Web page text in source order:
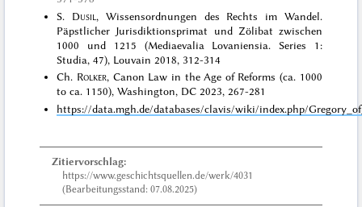
S. Dusil , Wissensordnungen des Rechts im Wandel.
Päpstlicher Jurisdiktionsprimat und Zölibat zwischen
1000 und 1215 (Mediaevalia Lovaniensia. Series 1:
Studia, 47), Louvain 2018, 312-314
Ch. Rolker, Canon Law in the Age of Reforms (ca. 1000
to ca. 1150), Washington, DC 2023, 267-281
https://data.mgh.de/databases/clavis/wiki/index.php/
Zitiervorschlag:
https://www.geschichtsquellen.de/werk/4031
(Bearbeitungsstand: 07.08.2025)